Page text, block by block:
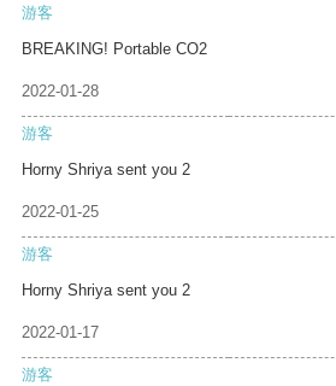
游客
BREAKING! Portable CO2
2022-01-28
游客
Horny Shriya sent you 2
2022-01-25
游客
Horny Shriya sent you 2
2022-01-17
游客